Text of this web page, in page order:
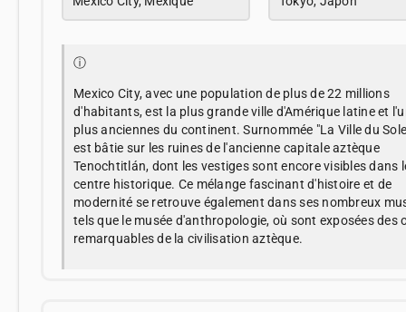
ⓘ
Mexico City, avec une population de plus de 22 millions
d'habitants, est la plus grande ville d'Amérique latine et
plus anciennes du continent. Surnommée "La Ville du
est bâtie sur les ruines de l'ancienne capitale aztèque
Tenochtitlán, dont les vestiges sont encore visibles dans
centre historique. Ce mélange fascinant d'histoire et de
modernité se retrouve également dans ses nombreux
tels que le musée d'anthropologie, où sont exposées des
remarquables de la civilisation aztèque.